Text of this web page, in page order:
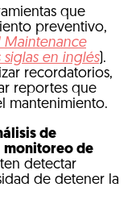
que
preventivo,
Maintenance
siglas en inglés).
recordatorios,
reportes que
mantenimiento.
de
monitoreo de
detectar
de detener la